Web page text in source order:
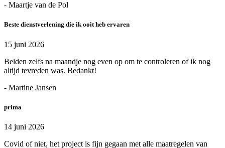
- Maartje van de Pol
Beste dienstverlening die ik ooit heb ervaren
15 juni 2026
Belden zelfs na maandje nog even op om te controleren of ik nog
altijd tevreden was. Bedankt!
- Martine Jansen
prima
14 juni 2026
Covid of niet, het project is fijn gegaan met alle maatregelen van